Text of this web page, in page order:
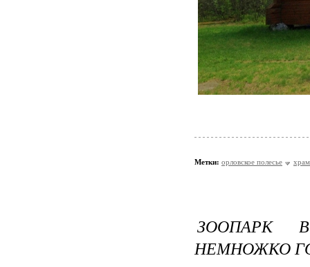
Метки: орловское полесье храм
ЗООПАРК
НЕМНОЖКО